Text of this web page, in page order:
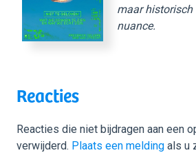
maar historisch
nuance.
Reacties
Reacties die niet bijdragen aan een
verwijderd. Plaats een melding als u